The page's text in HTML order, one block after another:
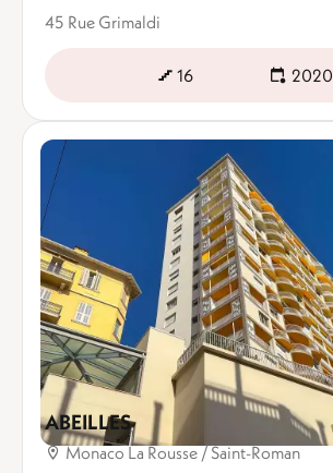
45 Rue Grimaldi
16 2020
ABEILLES
Monaco La Rousse / Saint-Roman